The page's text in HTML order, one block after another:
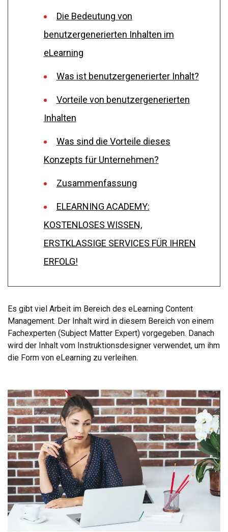
Die Bedeutung von
benutzergenerierten Inhalten im
eLearning
Was ist benutzergenerierter Inhalt?
Vorteile von benutzergenerierten
Inhalten
Was sind die Vorteile dieses
Konzepts für Unternehmen?
Zusammenfassung
ELEARNING ACADEMY:
KOSTENLOSES WISSEN,
ERSTKLASSIGE SERVICES FÜR IHREN
ERFOLG!
Es gibt viel Arbeit im Bereich des eLearning Content
Management. Der Inhalt wird in diesem Bereich von einem
Fachexperten (Subject Matter Expert) vorgegeben. Danach
wird der Inhalt vom Instruktionsdesigner verwendet, um ihm
die Form von eLearning zu verleihen.